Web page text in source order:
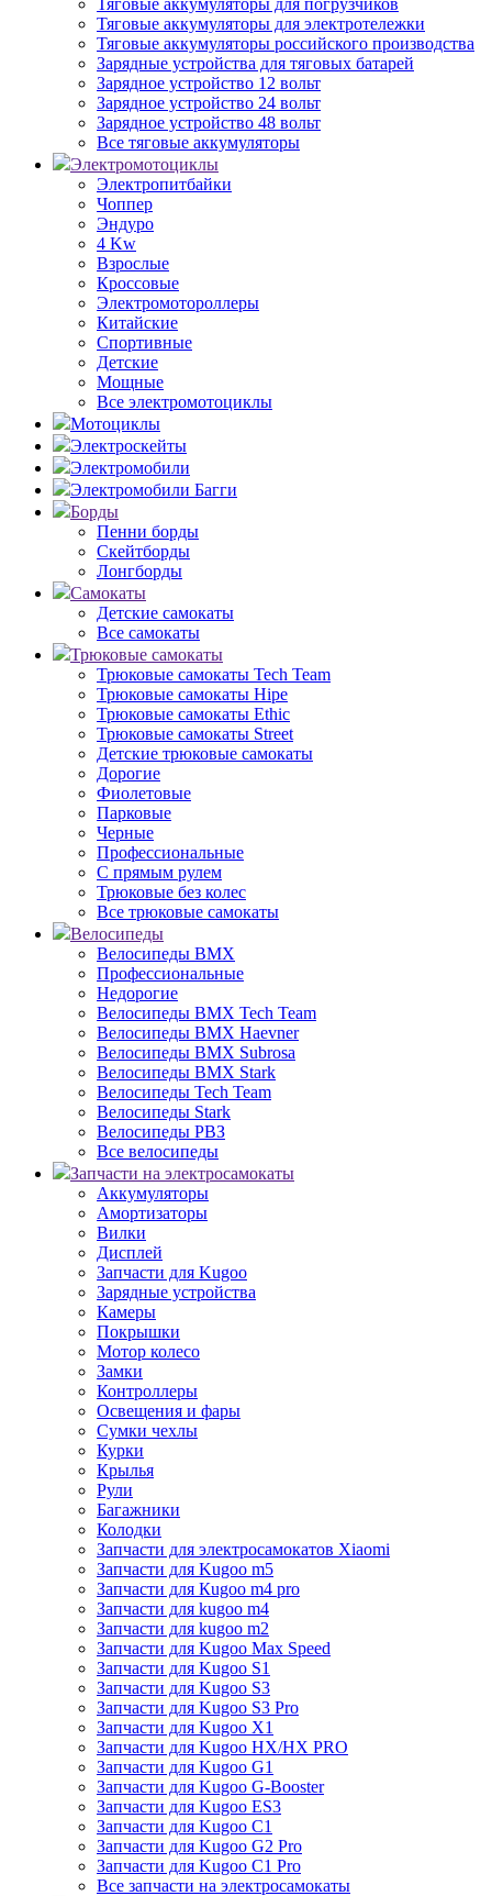
Тяговые аккумуляторы для погрузчиков
Тяговые аккумуляторы для электротележки
Тяговые аккумуляторы российского производства
Зарядные устройства для тяговых батарей
Зарядное устройство 12 вольт
Зарядное устройство 24 вольт
Зарядное устройство 48 вольт
Все тяговые аккумуляторы
Электромотоциклы
Электропитбайки
Чоппер
Эндуро
4 Kw
Взрослые
Кроссовые
Электромотороллеры
Китайские
Спортивные
Детские
Мощные
Все электромотоциклы
Мотоциклы
Электроскейты
Электромобили
Электромобили Багги
Борды
Пенни борды
Скейтборды
Лонгборды
Самокаты
Детские самокаты
Все самокаты
Трюковые самокаты
Трюковые самокаты Tech Team
Трюковые самокаты Hipe
Трюковые самокаты Ethic
Трюковые самокаты Street
Детские трюковые самокаты
Дорогие
Фиолетовые
Парковые
Черные
Профессиональные
С прямым рулем
Трюковые без колес
Все трюковые самокаты
Велосипеды
Велосипеды BMX
Профессиональные
Недорогие
Велосипеды BMX Tech Team
Велосипеды BMX Haevner
Велосипеды BMX Subrosa
Велосипеды BMX Stark
Велосипеды Tech Team
Велосипеды Stark
Велосипеды РВЗ
Все велосипеды
Запчасти на электросамокаты
Аккумуляторы
Амортизаторы
Вилки
Дисплей
Запчасти для Kugoo
Зарядные устройства
Камеры
Покрышки
Мотор колесо
Замки
Контроллеры
Освещения и фары
Сумки чехлы
Курки
Крылья
Рули
Багажники
Колодки
Запчасти для электросамокатов Xiaomi
Запчасти для Kugoo m5
Запчасти для Кugoo m4 pro
Запчасти для kugoo m4
Запчасти для kugoo m2
Запчасти для Kugoo Max Speed
Запчасти для Kugoo S1
Запчасти для Kugoo S3
Запчасти для Kugoo S3 Pro
Запчасти для Kugoo X1
Запчасти для Kugoo HX/HX PRO
Запчасти для Kugoo G1
Запчасти для Kugoo G-Booster
Запчасти для Kugoo ES3
Запчасти для Kugoo C1
Запчасти для Kugoo G2 Pro
Запчасти для Kugoo C1 Pro
Все запчасти на электросамокаты